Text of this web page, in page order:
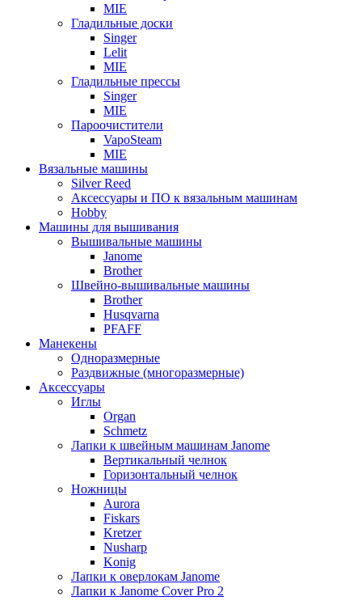
MIE
Гладильные доски
Singer
Lelit
MIE
Гладильные прессы
Singer
MIE
Пароочистители
VapoSteam
MIE
Вязальные машины
Silver Reed
Аксессуары и ПО к вязальным машинам
Hobby
Машины для вышивания
Вышивальные машины
Janome
Brother
Швейно-вышивальные машины
Brother
Husqvarna
PFAFF
Манекены
Одноразмерные
Раздвижные (многоразмерные)
Аксессуары
Иглы
Organ
Schmetz
Лапки к швейным машинам Janome
Вертикальный челнок
Горизонтальный челнок
Ножницы
Aurora
Fiskars
Kretzer
Nusharp
Konig
Лапки к оверлокам Janome
Лапки к Janome Cover Pro 2